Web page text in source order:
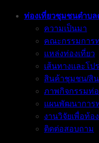
ท่องเที่ยวชุมชนตำบ
ความเป็นมา
คณะกรรมการ
แหล่งท่องเที่ยว
เส้นทางและโป
สินค้าชุมชน/สิ
ภาพกิจกรรมท่
แผนพัฒนาการ
งานวิจัยเพื่อท้อ
ติดต่อสอบถาม